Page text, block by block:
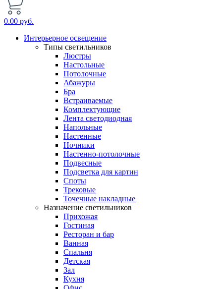
0.00 руб.
Интерьерное освещение
Типы светильников
Люстры
Настольные
Потолочные
Абажуры
Бра
Встраиваемые
Комплектующие
Лента светодиодная
Напольные
Настенные
Ночники
Настенно-потолочные
Подвесные
Подсветка для картин
Споты
Трековые
Точечные накладные
Назначение светильников
Прихожая
Гостиная
Ресторан и бар
Ванная
Спальня
Детская
Зал
Кухня